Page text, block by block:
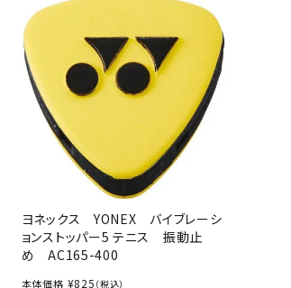
ヨネックス YONEX バイブレーシ
ョンストッパー5 テニス 振動止
め AC165-400
本体価格 ¥825 （税込）